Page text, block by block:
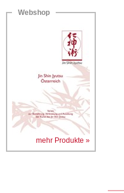
Webshop
mehr Produkte »